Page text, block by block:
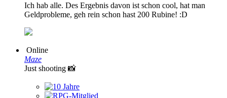
Ich hab alle. Des Ergebnis davon ist schon cool, hat man
Geldprobleme, geh rein schon hast 200 Rubine! :D
Online
Maze
Just shooting 📸